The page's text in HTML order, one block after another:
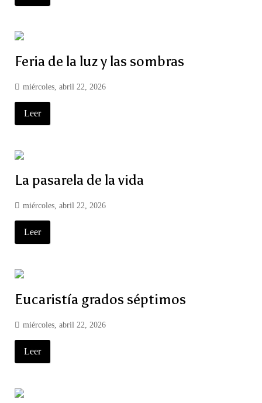
Feria de la luz y las sombras
miércoles, abril 22, 2026
Leer
La pasarela de la vida
miércoles, abril 22, 2026
Leer
Eucaristía grados séptimos
miércoles, abril 22, 2026
Leer